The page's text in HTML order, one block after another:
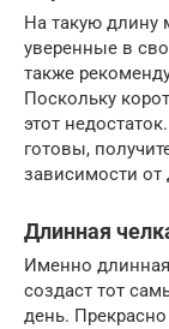
На такую длину
уверенные в
также
Поскольку
этот
готовы,
зависимости
Длинная
Именно длинная
создаст тот
день.